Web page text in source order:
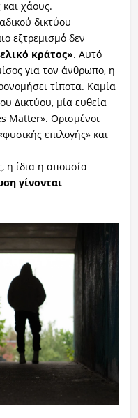
χάους.
δικτύου
εξτρεμισμό δεν
κράτος». Αυτό
για τον άνθρωπο, η
τίποτα. Καμία
Δικτύου, μία ευθεία
Matter». Ορισμένοι
επιλογής» και
η ίδια η απουσία
γίνονται